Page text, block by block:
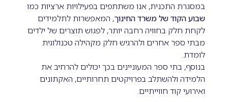
במסגרת התכנית, אנו משתתפים בפעילויות ארציות כמו
שבוע הקוד של משרד החינוך, המאפשרות לתלמידים
לקחת חלק בחוויה רחבה יותר, לפגוש תוצרים של ילדים
מבתי ספר אחרים ולהרגיש חלק מקהילה טכנולוגית
לומדת.
בנוסף, בתי ספר המעוניינים בכך יכולים להרחיב את
הלמידה ולהשתלב בפרויקטים תחרותיים, האקתונים
ואירועי קוד חווייתיים.